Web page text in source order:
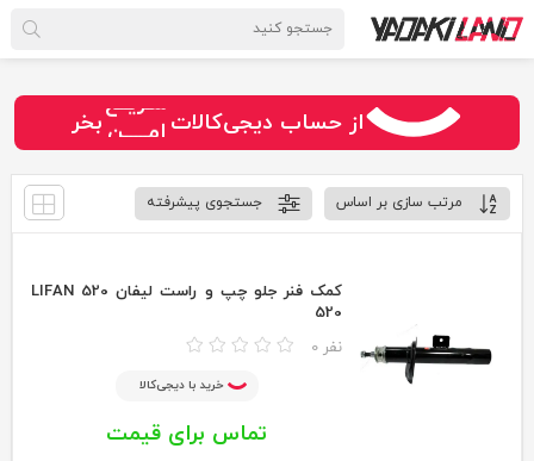
از حساب دیجی‌کالات سـریــع
امـــــن
قـسـطی
بخر
مرتب سازی بر اساس جستجوی پیشرفته
کمک فنر جلو چپ و راست لیفان 520 LIFAN
520
0 نفر
خرید با دیجی‌کالا
تماس برای قیمت